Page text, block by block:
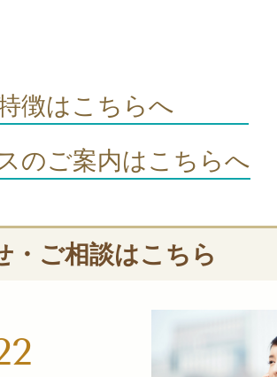
特徴はこちらへ
のご案内はこちらへ
・ご相談はこちら